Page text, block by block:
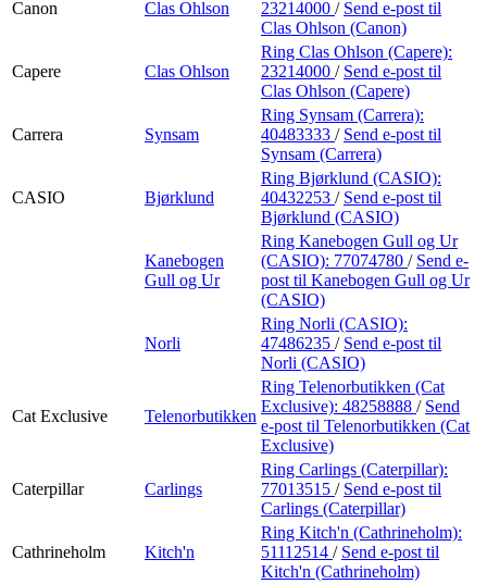
Canon Clas Ohlson 23214000 / Send e-post til
Clas Ohlson (Canon)
Capere Clas Ohlson
Ring Clas Ohlson (Capere):
23214000 / Send e-post til
Clas Ohlson (Capere)
Carrera Synsam
Ring Synsam (Carrera):
40483333 / Send e-post til
Synsam (Carrera)
CASIO Bjørklund
Ring Bjørklund (CASIO):
40432253 / Send e-post til
Bjørklund (CASIO)
Kanebogen
Gull og Ur
Ring Kanebogen Gull og Ur
(CASIO): 77074780 / Send e-
post til Kanebogen Gull og Ur
(CASIO)
Norli
Ring Norli (CASIO):
47486235 / Send e-post til
Norli (CASIO)
Cat Exclusive Telenorbutikken
Ring Telenorbutikken (Cat
Exclusive): 48258888 / Send
e-post til Telenorbutikken (Cat
Exclusive)
Caterpillar Carlings
Ring Carlings (Caterpillar):
77013515 / Send e-post til
Carlings (Caterpillar)
Cathrineholm Kitch'n
Ring Kitch'n (Cathrineholm):
51112514 / Send e-post til
Kitch'n (Cathrineholm)